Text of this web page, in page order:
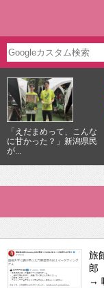
「えだまめって、こんな
に甘かった？」新潟県民
が...
旅
郎
→